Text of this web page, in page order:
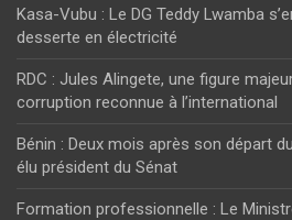
Kasa-Vubu : Le DG Teddy Lwamba
desserte en électricité
RDC : Jules Alingete, une figure
corruption reconnue à l’international
Bénin : Deux mois après son départ
élu président du Sénat
Formation professionnelle : Le